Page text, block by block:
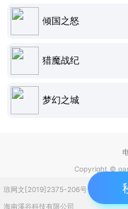
倾国之怒
猎魔战纪
梦幻之城
Copyright ©
琼网文[2019]2375-206号
琼ICP
海南溪谷科技有限公司